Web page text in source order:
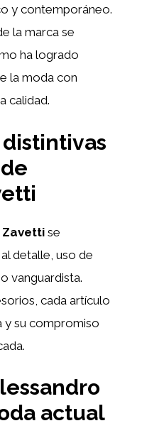
y contemporáneo.
la marca se
ha logrado
la moda con
calidad.
Zavetti se
detalle, uso de
vanguardista.
cada artículo
y su compromiso
actual